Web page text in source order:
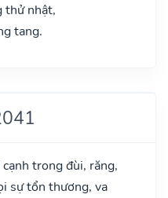
thử nhật,
tang.
trong đùi, răng,
sự tổn thương, va